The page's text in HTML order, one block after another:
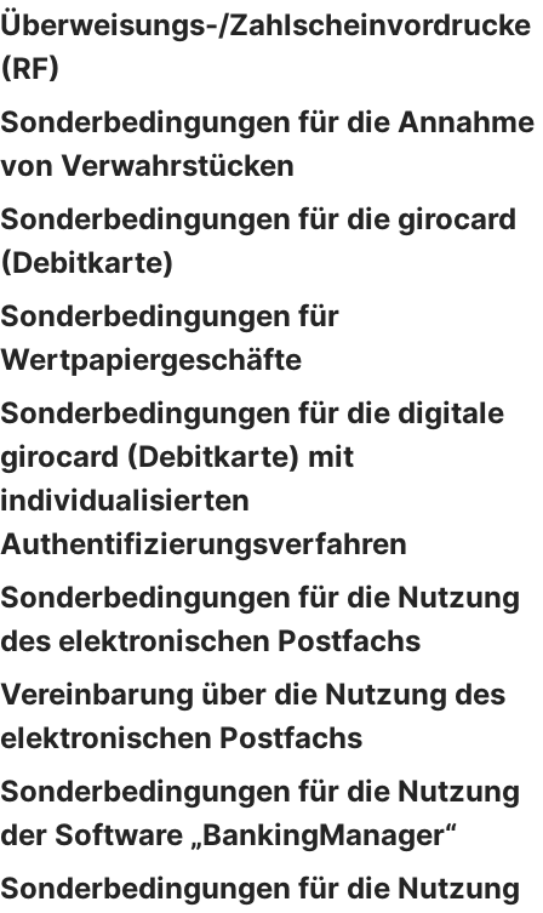
Überweisungs-/Zahlscheinvordrucke
(RF)
Sonderbedingungen für die Annahme
von Verwahrstücken
Sonderbedingungen für die girocard
(Debitkarte)
Sonderbedingungen für
Wertpapiergeschäfte
Sonderbedingungen für die digitale
girocard (Debitkarte) mit
individualisierten
Authentifizierungsverfahren
Sonderbedingungen für die Nutzung
des elektronischen Postfachs
Vereinbarung über die Nutzung des
elektronischen Postfachs
Sonderbedingungen für die Nutzung
der Software „BankingManager“
Sonderbedingungen für die Nutzung